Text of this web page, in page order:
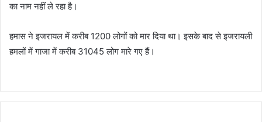
का नाम नहीं ले रहा है।
हमास ने इजरायल में करीब 1200 लोगों को मार दिया था। इसके बाद से इजरायली
हमलों में गाजा में करीब 31045 लोग मारे गए हैं।